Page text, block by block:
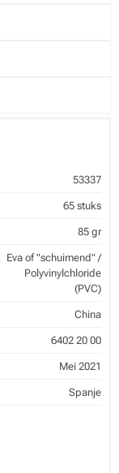
53337
65 stuks
85 gr
Eva of "schuimend" /
Polyvinylchloride
(PVC)
China
6402 20 00
Mei 2021
Spanje